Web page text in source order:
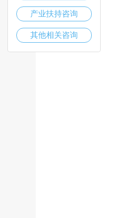
产业扶持咨询
其他相关咨询